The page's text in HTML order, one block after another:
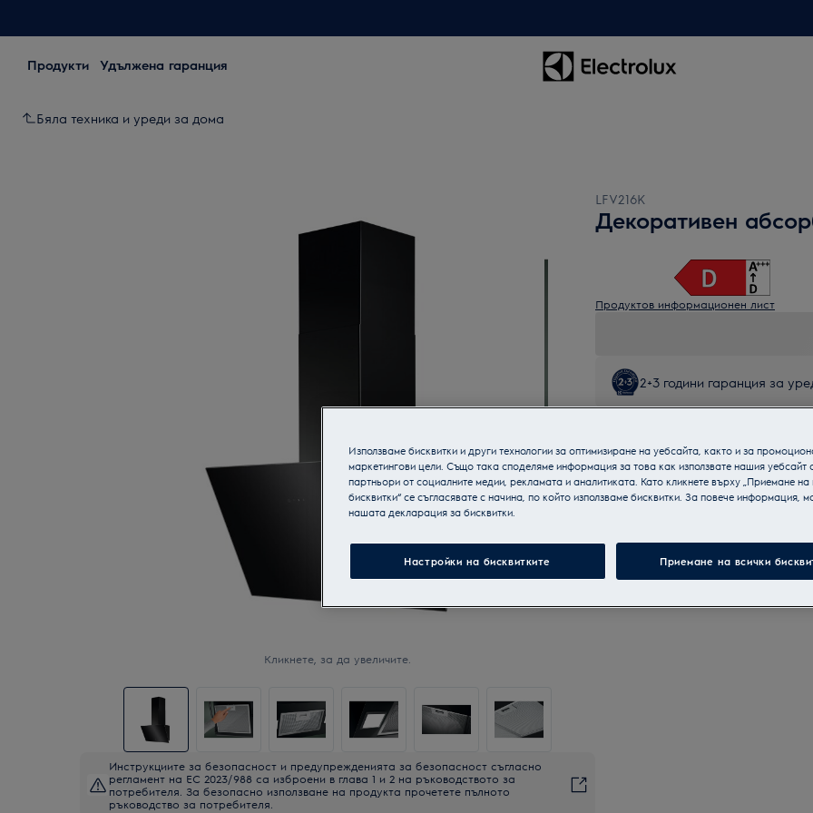
Продукти Удължена гаранция
Бяла техника и уреди за дома
Кликнете, за да увеличите.
Инструкциите за безопасност и предупрежденията за безопасност съгласно
регламент на ЕС 2023/988 са изброени в глава 1 и 2 на ръководството за
потребителя. За безопасно използване на продукта прочетете пълното
ръководство за потребителя.
LFV216K
Декоративен
Продуктов информационен лист
2+3 години гаранция за
Използваме бисквитки и други технологии за оптимизиране на уебсайта, както и за
маркетингови цели. Също така споделяме информация за това как използвате нашия уебсайт
партньори от социалните медии, рекламата и аналитиката. Като кликнете върху „Приемане на
бисквитки“ се съгласявате с начина, по който използваме бисквитки. За повече информация,
нашата декларация за бисквитки.
Настройки на бисквитките Приемане на всички